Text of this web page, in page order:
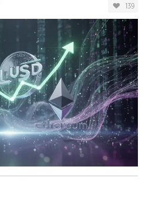
139